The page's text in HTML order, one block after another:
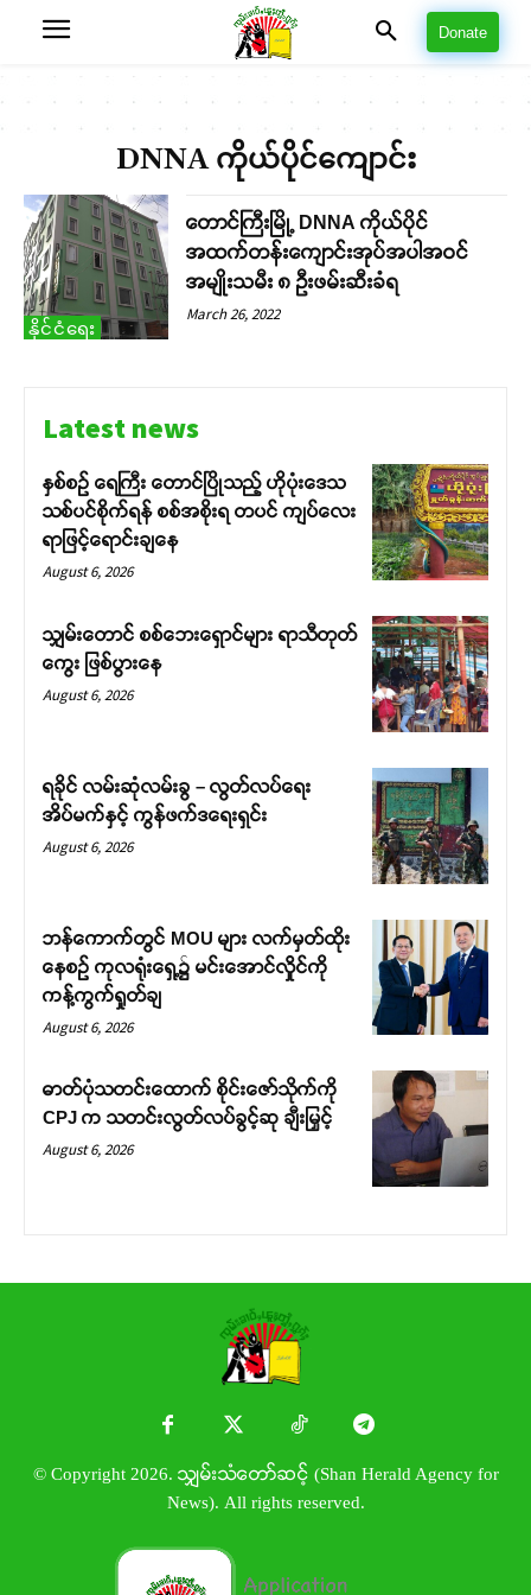
Donate
DNNA ကိုယ်ပိုင်ကျောင်း
နိုင်ငံရေး
တောင်ကြီးမြို့ DNNA ကိုယ်ပိုင်
အထက်တန်းကျောင်းအုပ်အပါအဝင်
အမျိုးသမီး ၈ ဦးဖမ်းဆီးခံရ
March 26, 2022
Latest news
နှစ်စဉ် ရေကြီး တောင်ပြိုသည့် ဟိုပုံးဒေသ
သစ်ပင်စိုက်ရန် စစ်အစိုးရ တပင် ကျပ်လေး
ရာဖြင့်ရောင်းချနေ
August 6, 2026
သျှမ်းတောင် စစ်ဘေးရှောင်များ ရာသီတုတ်
ကွေး ဖြစ်ပွားနေ
August 6, 2026
ရခိုင် လမ်းဆုံလမ်းခွ – လွတ်လပ်ရေး
အိပ်မက်နှင့် ကွန်ဖက်ဒရေးရှင်း
August 6, 2026
ဘန်ကောက်တွင် MOU များ လက်မှတ်ထိုး
နေစဉ် ကုလရုံးရှေ့၌ မင်းအောင်လှိုင်ကို
ကန့်ကွက်ရှုတ်ချ
August 6, 2026
ဓာတ်ပုံသတင်းထောက် စိုင်းဇော်သိုက်ကို
CPJ က သတင်းလွတ်လပ်ခွင့်ဆု ချီးမြှင့်
August 6, 2026
© Copyright 2026. သျှမ်းသံတော်ဆင့် (Shan Herald Agency for
News). All rights reserved.